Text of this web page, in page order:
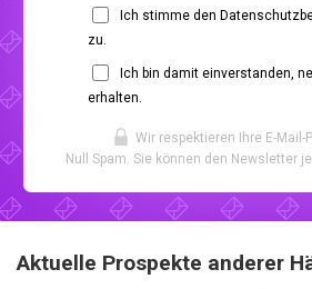
Ich stimme den
zu.
Ich bin damit einverstanden,
erhalten.
Wir respektieren Ihre E-Mail-
Null Spam. Sie können den Newsletter
Aktuelle Prospekte anderer